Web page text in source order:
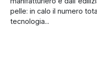
pelle: in calo il numero
tecnologia...